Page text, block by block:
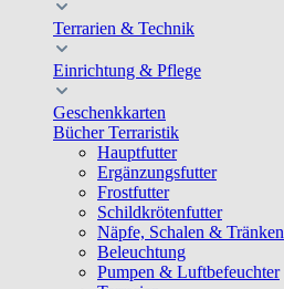
Terrarien & Technik
Einrichtung & Pflege
Geschenkkarten
Bücher Terraristik
Hauptfutter
Ergänzungsfutter
Frostfutter
Schildkrötenfutter
Näpfe, Schalen & Tränken
Beleuchtung
Pumpen & Luftbefeuchter